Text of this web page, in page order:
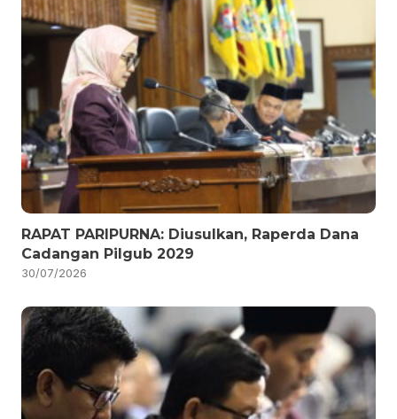
RAPAT PARIPURNA: Diusulkan, Raperda Dana
Cadangan Pilgub 2029
30/07/2026